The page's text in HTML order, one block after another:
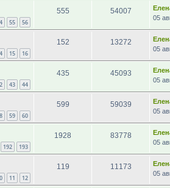
55 56
555 54007
05
15 16
152 13272
05
43 44
435 45093
05
59 60
599 59039
05
192 193
1928 83778
05
11 12
119 11173
05